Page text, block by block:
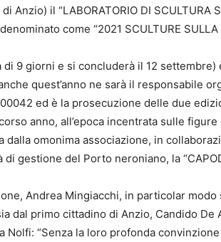
il “LABORATORIO DI SCULTURA
come “2021 SCULTURE SULLA
di 9 giorni e si concluderà il 12 settembre)
quest’anno ne sarà il responsabile
ed è la prosecuzione delle due
anno, all’epoca incentrata sulle
dalla omonima associazione, in
gestione del Porto neroniano, la
Andrea Mingiacchi, in particolar modo
dal primo cittadino di Anzio, Candido De
Nolfi: “Senza la loro profonda